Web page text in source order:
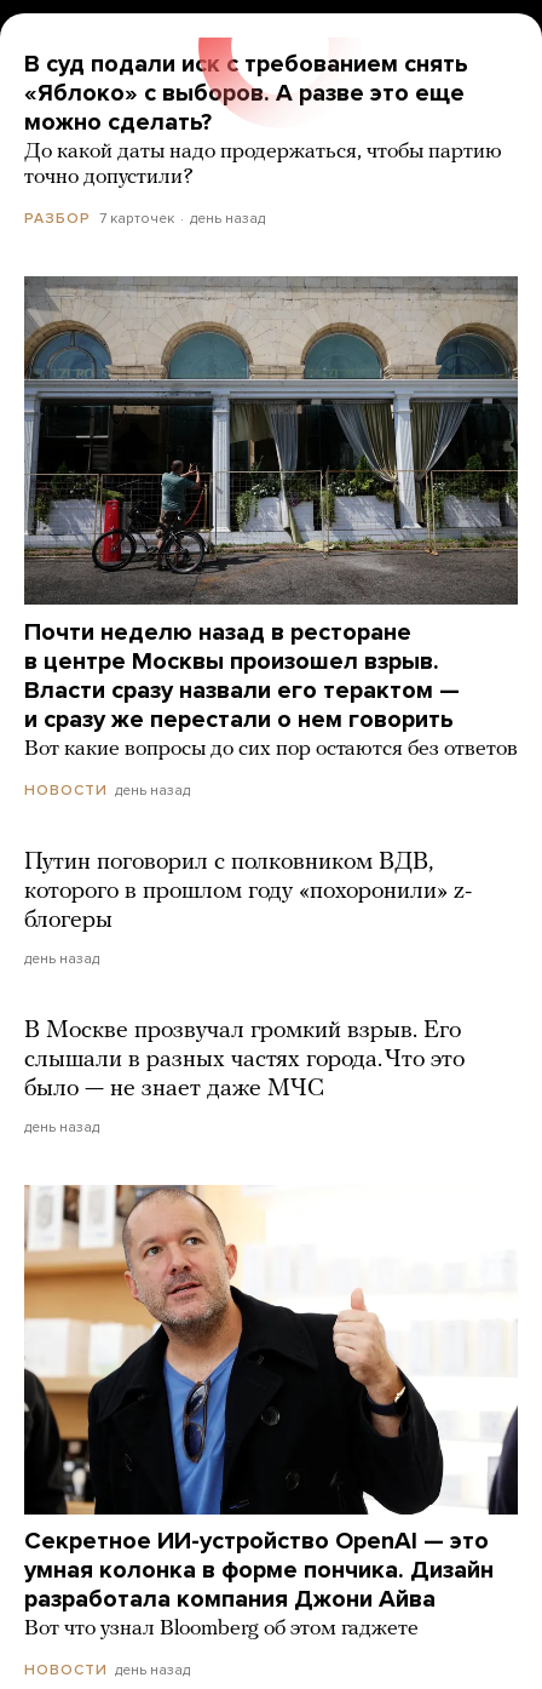
В суд подали иск с требованием снять
«Яблоко» с выборов. А разве это еще
можно сделать?
До какой даты надо продержаться, чтобы партию
точно допустили?
РАЗБОР 7 карточек день назад
Почти неделю назад в ресторане
в центре Москвы произошел взрыв.
Власти сразу назвали его терактом —
и сразу же перестали о нем говорить
Вот какие вопросы до сих пор остаются без ответов
НОВОСТИ день назад
Путин поговорил с полковником ВДВ,
которого в прошлом году «похоронили» z-
блогеры
день назад
В Москве прозвучал громкий взрыв. Его
слышали в разных частях города. Что это
было — не знает даже МЧС
день назад
Секретное ИИ-устройство OpenAI — это
умная колонка в форме пончика. Дизайн
разработала компания Джони Айва
Вот что узнал Bloomberg об этом гаджете
НОВОСТИ день назад